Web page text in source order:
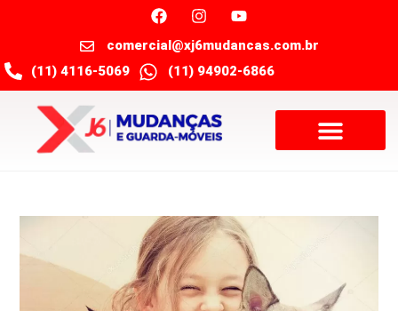
comercial@xj6mudancas.com.br
(11) 4116-5069
(11) 94902-6866